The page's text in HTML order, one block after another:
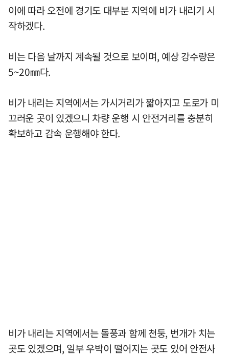
이에 따라 오전에 경기도 대부분 지역에 비가 내리기 시
작하겠다.
비는 다음 날까지 계속될 것으로 보이며, 예상 강수량은
5~20㎜다.
비가 내리는 지역에서는 가시거리가 짧아지고 도로가 미
끄러운 곳이 있겠으니 차량 운행 시 안전거리를 충분히
확보하고 감속 운행해야 한다.
비가 내리는 지역에서는 돌풍과 함께 천둥, 번개가 치는
곳도 있겠으며, 일부 우박이 떨어지는 곳도 있어 안전사